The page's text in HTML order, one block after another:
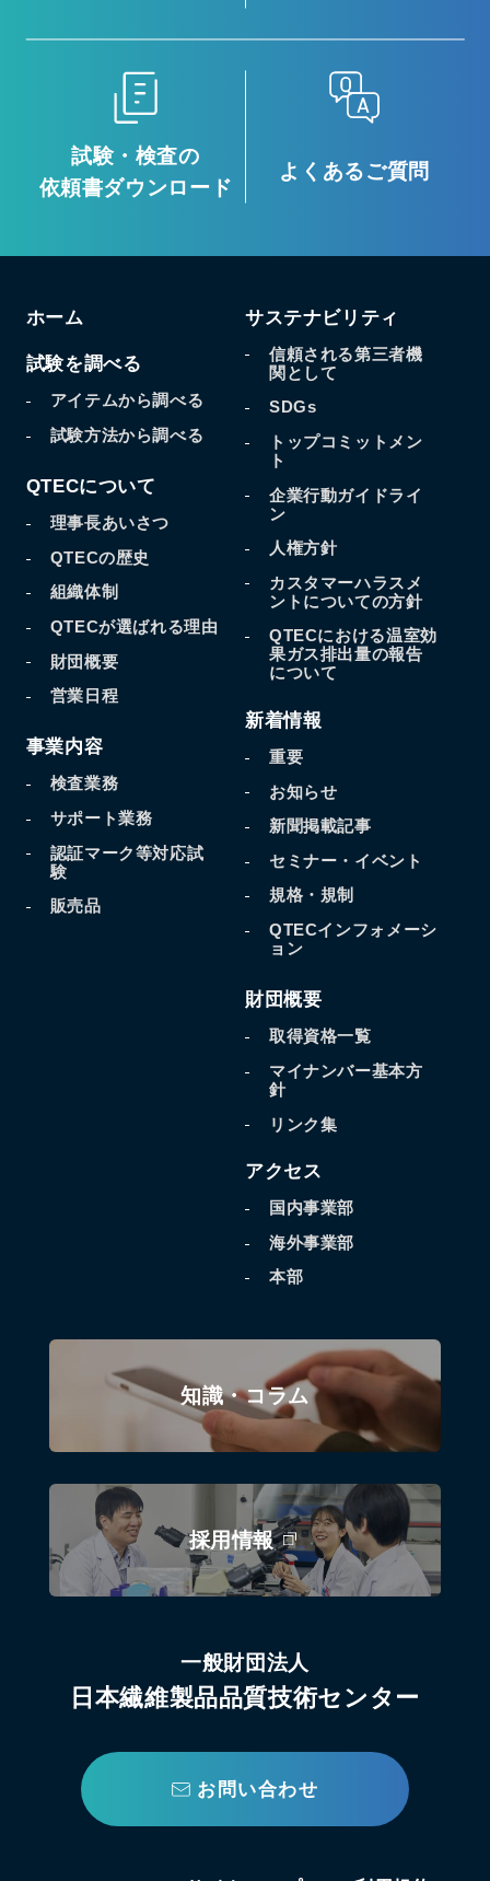
試験・検査の
依頼書ダウンロード
よくあるご質問
ホーム
試験を調べる
アイテムから調べる
試験方法から調べる
QTECについて
理事長あいさつ
QTECの歴史
組織体制
QTECが選ばれる理由
財団概要
営業日程
事業内容
検査業務
サポート業務
認証マーク等対応試
験
販売品
サステナビリティ
信頼される第三者機
関として
SDGs
トップコミットメン
ト
企業行動ガイドライ
ン
人権方針
カスタマーハラスメ
ントについての方針
QTECにおける温室効
果ガス排出量の報告
について
新着情報
重要
お知らせ
新聞掲載記事
セミナー・イベント
規格・規制
QTECインフォメーシ
ョン
財団概要
取得資格一覧
マイナンバー基本方
針
リンク集
アクセス
国内事業部
海外事業部
本部
知識・コラム
採用情報
一般財団法人
日本繊維製品品質技術センター
お問い合わせ